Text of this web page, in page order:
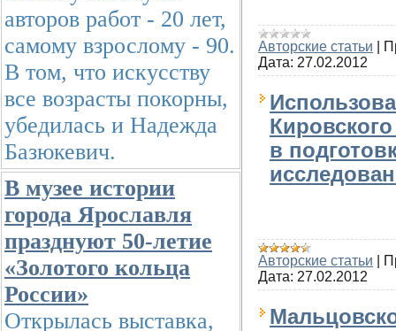
авторов работ - 20 лет,
самому взрослому - 90.
В том, что искусству
все возрасты покорны,
убедилась и Надежда
Базюкевич.
В музее истории
города Ярославля
празднуют 50-летие
«Золотого кольца
России»
Открылась выставка,
Авторские статьи
Дата: 27.02.2012
в
Авторские статьи
Дата: 27.02.2012